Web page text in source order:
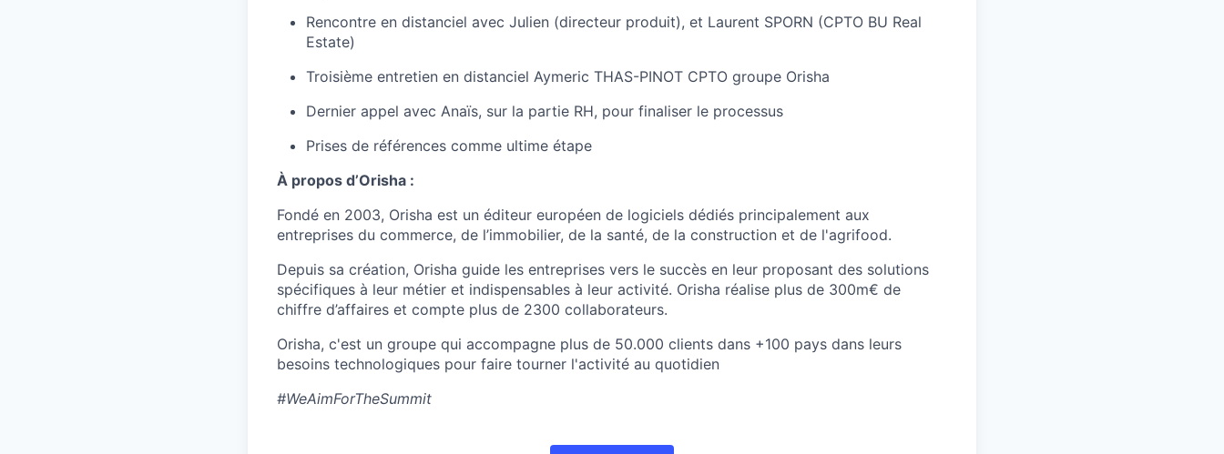
Rencontre en distanciel avec Julien (directeur produit), et Laurent SPORN (CPTO BU Real
Estate)
Troisième entretien en distanciel Aymeric THAS-PINOT CPTO groupe Orisha
Dernier appel avec Anaïs, sur la partie RH, pour finaliser le processus
Prises de références comme ultime étape
À propos d’Orisha :
Fondé en 2003, Orisha est un éditeur européen de logiciels dédiés principalement aux
entreprises du commerce, de l’immobilier, de la santé, de la construction et de l'agrifood.
Depuis sa création, Orisha guide les entreprises vers le succès en leur proposant des solutions
spécifiques à leur métier et indispensables à leur activité. Orisha réalise plus de 300m€ de
chiffre d’affaires et compte plus de 2300 collaborateurs.
Orisha, c'est un groupe qui accompagne plus de 50.000 clients dans +100 pays dans leurs
besoins technologiques pour faire tourner l'activité au quotidien
#WeAimForTheSummit